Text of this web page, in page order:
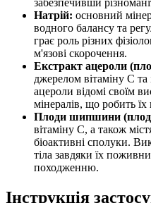
Натрій: основний
водного балансу та
грає роль різних
м'язові скорочення.
Екстракт ацероли
джерелом вітаміну С
ацероли відомі своїм
мінералів, що робить
Плоди шипшини
вітаміну C, а також
біоактивні сполуки.
тіла завдяки їх
походженню.
Інструкція